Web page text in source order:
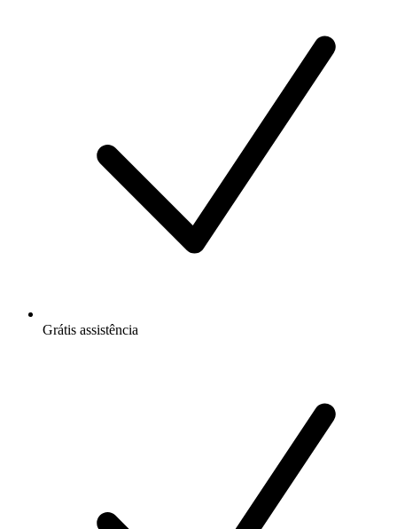
Grátis assistência